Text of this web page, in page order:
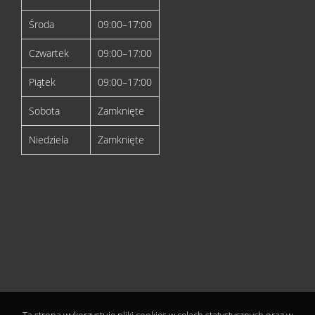
Środa 09:00–17:00
Czwartek 09:00–17:00
Piątek 09:00–17:00
Sobota Zamknięte
Niedziela Zamknięte